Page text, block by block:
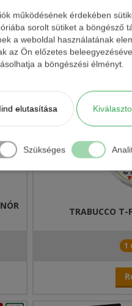
működésének érdekében
sorolt sütiket a
a weboldal használatának
az Ön előzetes
a böngészési élményt.
elutasítása
Szükséges
példányok, vagy a ragadozók,
eredünk a nyomukba, a siker
Kosárba 7.27 Ft/M
TRABUCCO T-
1